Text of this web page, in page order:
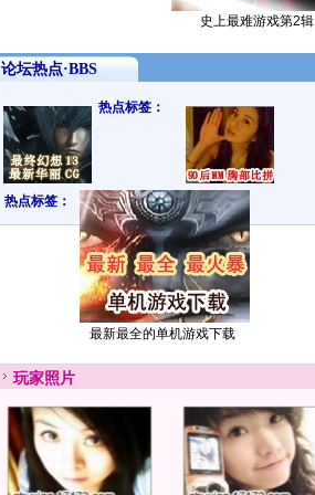
热点标签：
热点标签：
最新最全的单机游戏下载
史上最难游戏第2辑
论坛热点·BBS
玩家照片